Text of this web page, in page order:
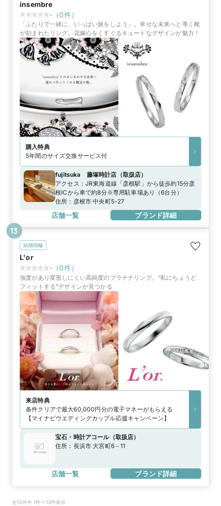
insembre
- （0件）
「ふたりで一緒に、いっぱい旅をしよう」。幸せな未来へと導く靴
が刻まれたリング。花嫁心をくすぐるキュートなデザインが魅力！
購入特典
5年間のサイズ交換サービス付
fujitsuka 藤塚時計店 （取扱店）
アクセス： JR東海道線「彦根駅」から徒歩約15分彦
根ICから車で約8分※専用駐車場あり（6台分）
住所： 彦根市 中央町5-27
店舗一覧 ブランド詳細
結婚指輪
L'or
- （0件）
強度があり変形しにくい高純度のプラチナリング。“私にちょうど
フィットする”デザインが見つかる
来店特典
条件クリアで最大60,000円分の電子マネーがもらえる
【マイナビウエディングカップル応援キャンペーン】
宝石・時計アコール（取扱店）
住所： 長浜市 大宮町6－11
店舗一覧 ブランド詳細
13
全13件中 1件〜13件表示